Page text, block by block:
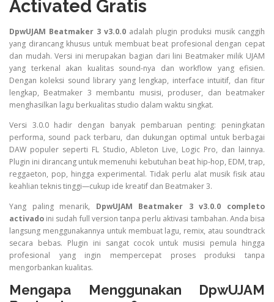
Activated Gratis
DpwUJAM Beatmaker 3 v3.0.0 adalah plugin produksi musik canggih
yang dirancang khusus untuk membuat beat profesional dengan cepat
dan mudah. Versi ini merupakan bagian dari lini Beatmaker milik UJAM
yang terkenal akan kualitas sound-nya dan workflow yang efisien.
Dengan koleksi sound library yang lengkap, interface intuitif, dan fitur
lengkap, Beatmaker 3 membantu musisi, produser, dan beatmaker
menghasilkan lagu berkualitas studio dalam waktu singkat.
Versi 3.0.0 hadir dengan banyak pembaruan penting: peningkatan
performa, sound pack terbaru, dan dukungan optimal untuk berbagai
DAW populer seperti FL Studio, Ableton Live, Logic Pro, dan lainnya.
Plugin ini dirancang untuk memenuhi kebutuhan beat hip-hop, EDM, trap,
reggaeton, pop, hingga experimental. Tidak perlu alat musik fisik atau
keahlian teknis tinggi—cukup ide kreatif dan Beatmaker 3.
Yang paling menarik, DpwUJAM Beatmaker 3 v3.0.0 completo
activado ini sudah full version tanpa perlu aktivasi tambahan. Anda bisa
langsung menggunakannya untuk membuat lagu, remix, atau soundtrack
secara bebas. Plugin ini sangat cocok untuk musisi pemula hingga
profesional yang ingin mempercepat proses produksi tanpa
mengorbankan kualitas.
Mengapa Menggunakan DpwUJAM